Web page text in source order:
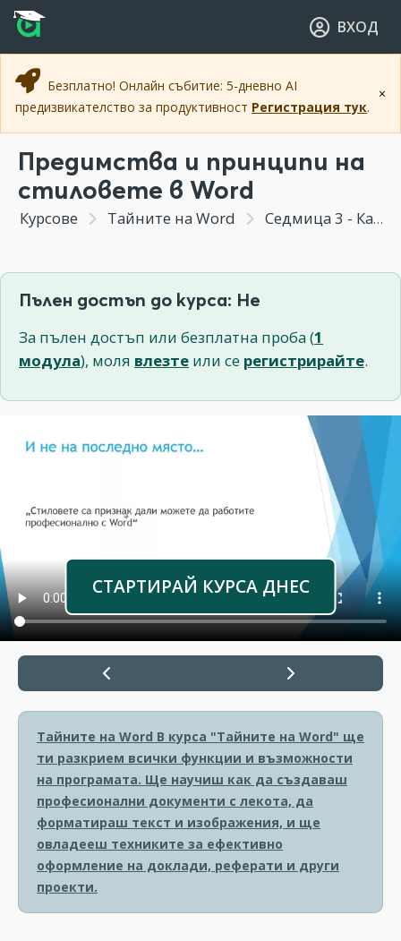
Прескочи към основното съдържание
Прескочи към навигацията
ВХОД
×
Безплатно! Онлайн събитие: 5-дневно AI
предизвикателство за продуктивност Регистрация тук.
Предимства и принципи на
стиловете в Word
Курсове Тайните на Word Седмица 3 - Как да пестим време, като използваме стилове
Пълен достъп до курса: Не
За пълен достъп или безплатна проба (1
модула), моля влезте или се регистрирайте.
СТАРТИРАЙ КУРСА ДНЕС
Тайните на Word В курса "Тайните на Word" ще
ти разкрием всички функции и възможности
на програмата. Ще научиш как да създаваш
професионални документи с лекота, да
форматираш текст и изображения, и ще
овладееш техниките за ефективно
оформление на доклади, реферати и други
проекти.